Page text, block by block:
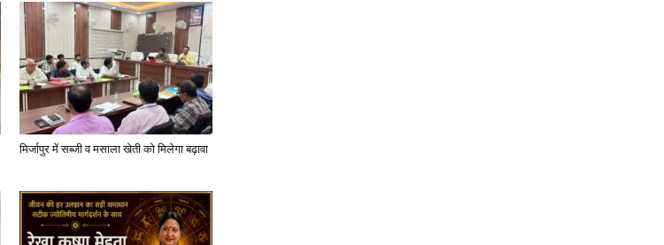
Today
Hindi
मिर्जापुर में सब्जी व मसाला खेती को मिलेगा बढ़ावा